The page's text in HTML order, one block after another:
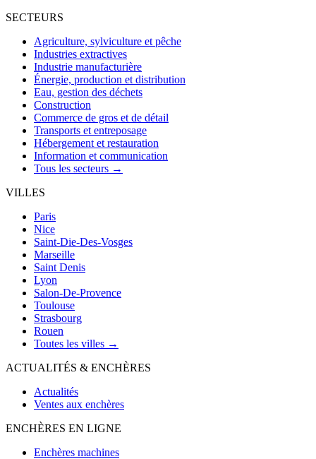
SECTEURS
Agriculture, sylviculture et pêche
Industries extractives
Industrie manufacturière
Énergie, production et distribution
Eau, gestion des déchets
Construction
Commerce de gros et de détail
Transports et entreposage
Hébergement et restauration
Information et communication
Tous les secteurs →
VILLES
Paris
Nice
Saint-Die-Des-Vosges
Marseille
Saint Denis
Lyon
Salon-De-Provence
Toulouse
Strasbourg
Rouen
Toutes les villes →
ACTUALITÉS & ENCHÈRES
Actualités
Ventes aux enchères
ENCHÈRES EN LIGNE
Enchères machines